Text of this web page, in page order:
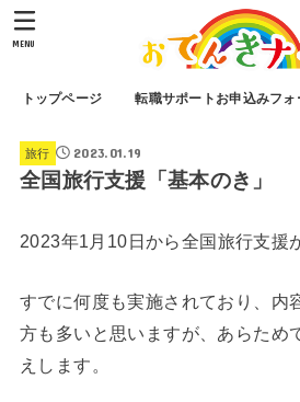
トップページ 転職サポートお申込みフォ
MENU
旅行 2023.01.19
全国旅行支援「基本のき」
2023年1月10日から全国旅行支援
すでに何度も実施されており、内
方も多いと思いますが、あらため
えします。